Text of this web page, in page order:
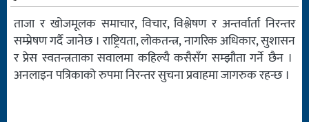
ताजा र खोजमूलक समाचार, विचार, विश्लेषण र अन्तर्वार्ता निरन्तर
सम्प्रेषण गर्दै जानेछ । राष्ट्रियता, लोकतन्त्र, नागरिक अधिकार, सुशासन
र प्रेस स्वतन्त्रताका सवालमा कहिल्यै कसैसँग सम्झौता गर्ने छैन ।
अनलाइन पत्रिकाको रुपमा निरन्तर सुचना प्रवाहमा जागरुक रहन्छ ।